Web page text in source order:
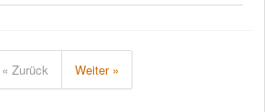
« Zurück Weiter »